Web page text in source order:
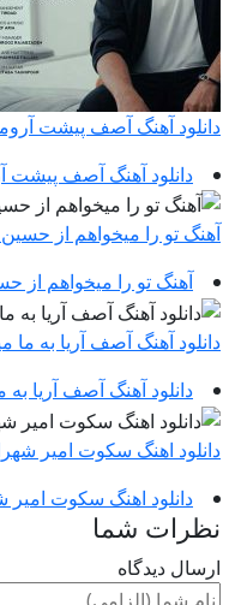
دانلود آهنگ آصف پیشت
دانلود آهنگ آصف پیشت
آهنگ تو را میخواهم از
آهنگ تو را میخواهم از
دانلود آهنگ آصف آریا به ما
دانلود آهنگ آصف آریا
دانلود اهنگ سکوت امیر
دانلود اهنگ سکوت امیر
نظرات شما
ارسال دیدگاه